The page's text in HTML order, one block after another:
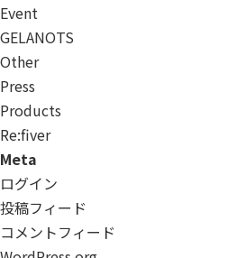
Event
GELANOTS
Other
Press
Products
Re:ﬁver
Meta
ログイン
投稿フィード
コメントフィード